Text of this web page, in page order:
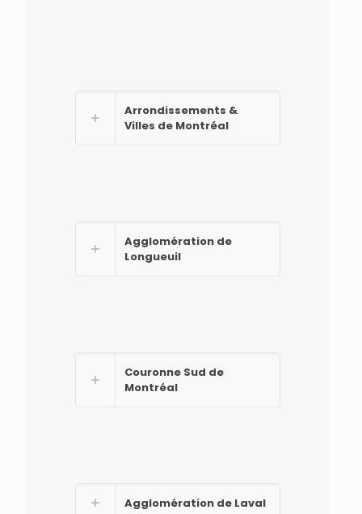
Arrondissements &
Villes de Montréal
Agglomération de
Longueuil
Couronne Sud de
Montréal
Agglomération de Laval